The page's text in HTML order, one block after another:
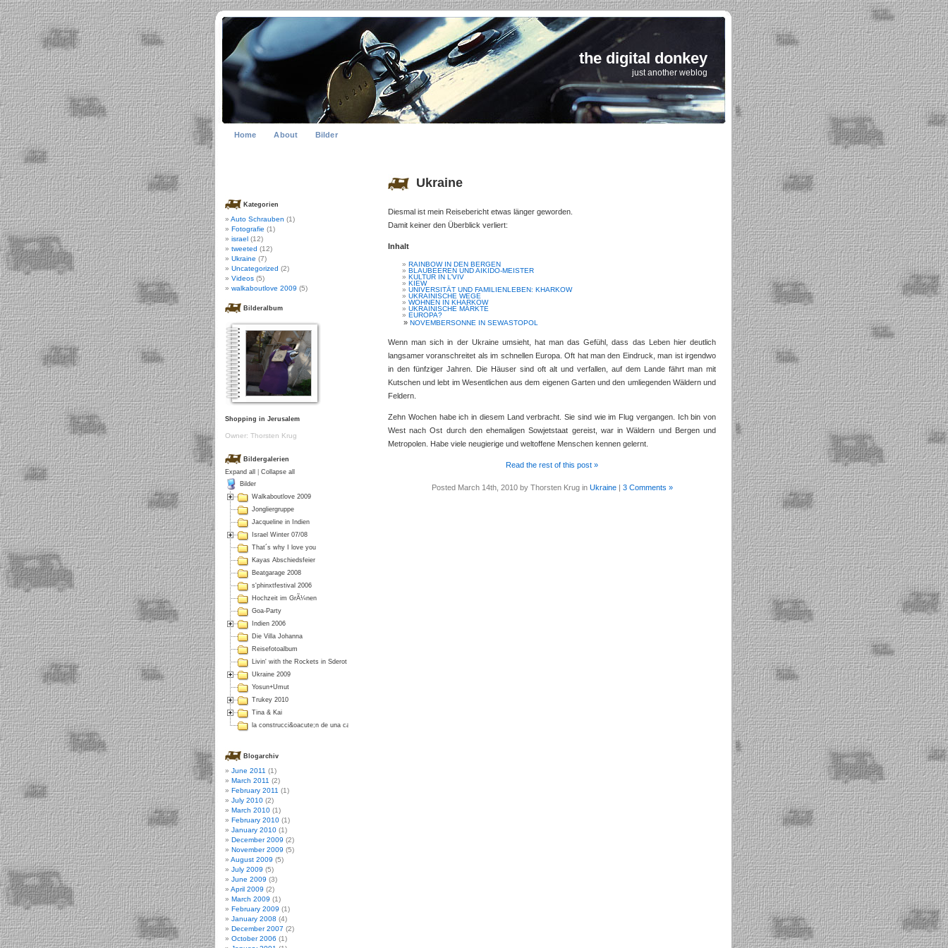
the digital donkey
just another weblog
Home About Bilder
Ukraine
Diesmal ist mein Reisebericht etwas länger geworden.
Damit keiner den Überblick verliert:
Inhalt
RAINBOW IN DEN BERGEN
BLAUBEEREN UND AIKIDO-MEISTER
KULTUR IN L’VIV
KIEW
UNIVERSITÄT UND FAMILIENLEBEN: KHARKOW
UKRAINISCHE WEGE
WOHNEN IN KHARKOW
UKRAINISCHE MÄRKTE
EUROPA?
NOVEMBERSONNE IN SEWASTOPOL
Wenn man sich in der Ukraine umsieht, hat man das Gefühl, dass das Leben hier deutlich
langsamer voranschreitet als im schnellen Europa. Oft hat man den Eindruck, man ist irgendwo
in den fünfziger Jahren. Die Häuser sind oft alt und verfallen, auf dem Lande fährt man mit
Kutschen und lebt im Wesentlichen aus dem eigenen Garten und den umliegenden Wäldern und
Feldern.
Zehn Wochen habe ich in diesem Land verbracht. Sie sind wie im Flug vergangen. Ich bin von
West nach Ost durch den ehemaligen Sowjetstaat gereist, war in Wäldern und Bergen und
Metropolen. Habe viele neugierige und weltoffene Menschen kennen gelernt.
Read the rest of this post »
Posted March 14th, 2010 by Thorsten Krug in Ukraine| 3 Comments »
Kategorien
Auto Schrauben (1)
Fotografie (1)
israel (12)
tweeted (12)
Ukraine (7)
Uncategorized (2)
Videos (5)
walkaboutlove 2009 (5)
Bilderalbum
Shopping in Jerusalem
Owner: Thorsten Krug
Bildergalerien
Expand all
Collapse all
Bilder
Walkaboutlove 2009
Jongliergruppe
Jacqueline in Indien
Israel Winter 07/08
That´s why I love you
Kayas Abschiedsfeier
Beatgarage 2008
s'phinxtfestival 2006
Hochzeit im GrÃ¼nen
Goa-Party
Indien 2006
Die Villa Johanna
Reisefotoalbum
Livin' with the Rockets in Sderot
Ukraine 2009
Yosun+Umut
Trukey 2010
Tina & Kai
la construcci&oacute;n de una casa en Colombia
Blogarchiv
June 2011 (1)
March 2011 (2)
February 2011 (1)
July 2010 (2)
March 2010 (1)
February 2010 (1)
January 2010 (1)
December 2009 (2)
November 2009 (5)
August 2009 (5)
July 2009 (5)
June 2009 (3)
April 2009 (2)
March 2009 (1)
February 2009 (1)
January 2008 (4)
December 2007 (2)
October 2006 (1)